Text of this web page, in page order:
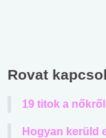
Rovat
19 titok a
Hogyan kerüld